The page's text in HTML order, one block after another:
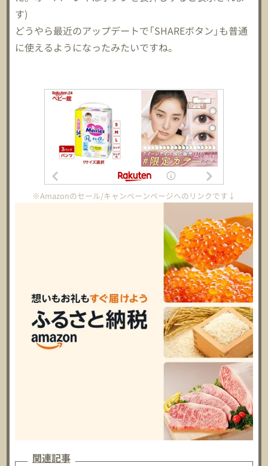
す)
どうやら最近のアップデートで「SHAREボタン」も普通
に使えるようになったみたいですね。
※Amazonのセール/キャンペーンページへのリンクです↓
関連記事